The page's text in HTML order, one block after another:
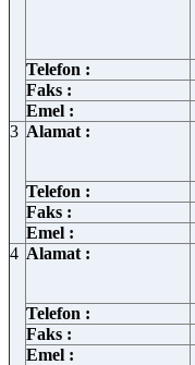
Telefon :
Faks :
Emel :
3 Alamat :
Telefon :
Faks :
Emel :
4 Alamat :
Telefon :
Faks :
Emel :